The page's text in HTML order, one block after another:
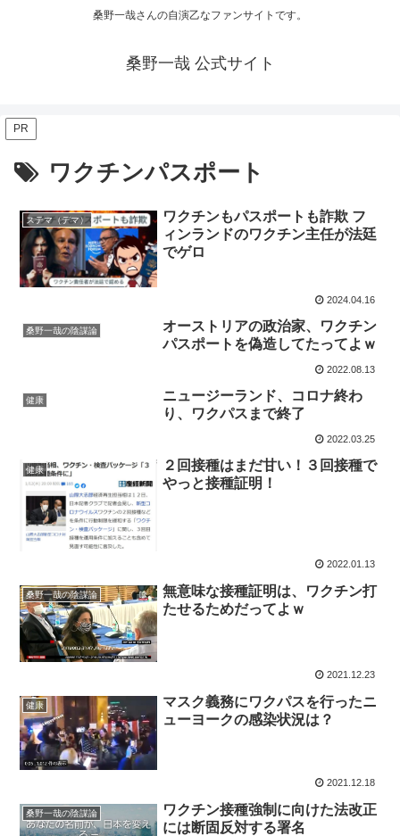
桑野一哉さんの自演乙なファンサイトです。
桑野一哉 公式サイト
PR
ワクチンパスポート
ステマ（デマ）
ワクチンもパスポートも詐欺 フ
ィンランドのワクチン主任が法廷
でゲロ
2024.04.16
桑野一哉の陰謀論
オーストリアの政治家、ワクチン
パスポートを偽造してたってよｗ
2022.08.13
健康
ニュージーランド、コロナ終わ
り、ワクパスまで終了
2022.03.25
健康
２回接種はまだ甘い！３回接種で
やっと接種証明！
2022.01.13
桑野一哉の陰謀論
無意味な接種証明は、ワクチン打
たせるためだってよｗ
2021.12.23
健康
マスク義務にワクパスを行ったニ
ューヨークの感染状況は？
2021.12.18
桑野一哉の陰謀論
ワクチン接種強制に向けた法改正
には断固反対する署名